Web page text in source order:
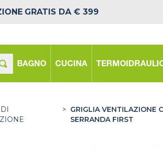
GRATIS DA € 399
BAGNO CUCINA
> GRIGLIA VENTILAZIONE
SERRANDA FIRST